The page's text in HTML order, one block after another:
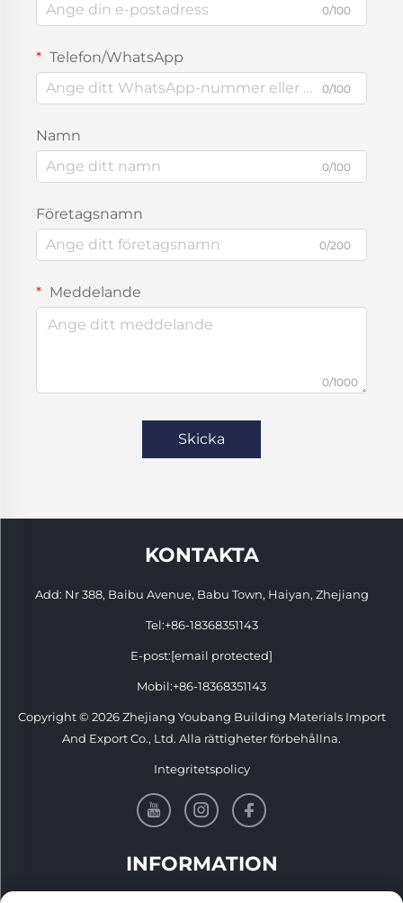
0/100
Telefon/WhatsApp
0/100
Namn
0/100
Företagsnamn
0/200
Meddelande
0/1000
Skicka
KONTAKTA
Add: Nr 388, Baibu Avenue, Babu Town, Haiyan, Zhejiang
Tel:+86-18368351143
E-post:[email protected]
Mobil:+86-18368351143
Copyright © 2026 Zhejiang Youbang Building Materials Import
And Export Co., Ltd. Alla rättigheter förbehållna.
Integritetspolicy
INFORMATION